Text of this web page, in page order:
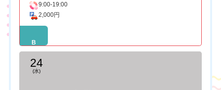
9:00-19:00
2,000円
B
24
(水)